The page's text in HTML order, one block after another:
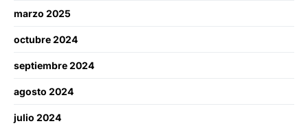
marzo 2025
octubre 2024
septiembre 2024
agosto 2024
julio 2024